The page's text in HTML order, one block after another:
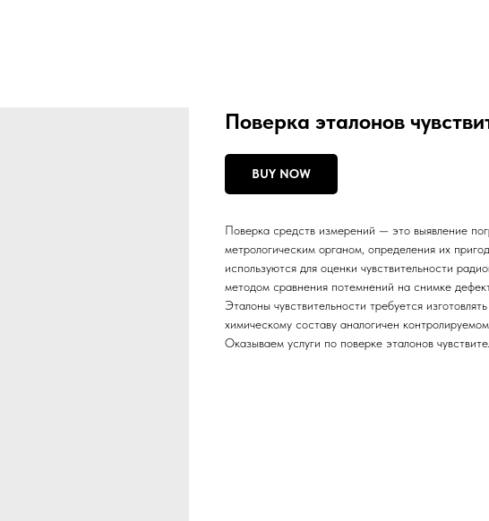
Поверка эталонов
BUY NOW
Поверка средств измерений — это выявление
метрологическим органом, определения их
используются для оценки чувствительности
методом сравнения потемнений на снимке
Эталоны чувствительности требуется
химическому составу аналогичен
Оказываем услуги по поверке эталонов